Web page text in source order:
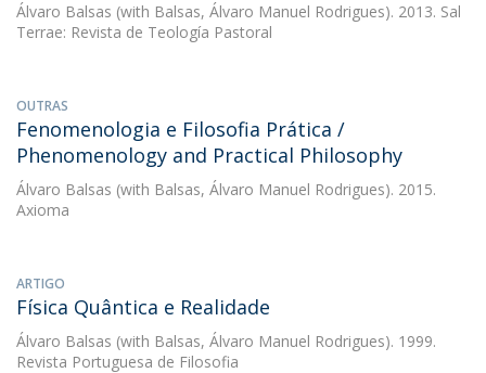
Álvaro Balsas (with Balsas, Álvaro Manuel Rodrigues). 2013. Sal
Terrae: Revista de Teología Pastoral
OUTRAS
Fenomenologia e Filosofia Prática /
Phenomenology and Practical Philosophy
Álvaro Balsas (with Balsas, Álvaro Manuel Rodrigues). 2015.
Axioma
ARTIGO
Física Quântica e Realidade
Álvaro Balsas (with Balsas, Álvaro Manuel Rodrigues). 1999.
Revista Portuguesa de Filosofia